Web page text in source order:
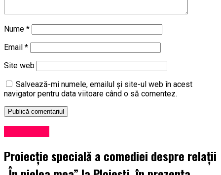
Nume *
Email *
Site web
Salvează-mi numele, emailul și site-ul web în acest
navigator pentru data viitoare când o să comentez.
Proiecție specială a comediei despre relații